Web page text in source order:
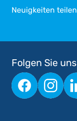
Neuigkeiten teilen
Folgen Sie uns